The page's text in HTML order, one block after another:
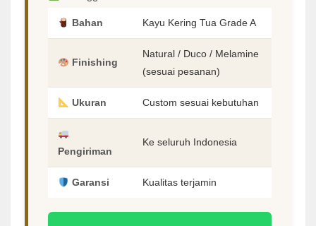
Bahan Kayu Kering Tua Grade A
Finishing
Natural / Duco / Melamine
(sesuai pesanan)
Ukuran Custom sesuai kebutuhan
Pengiriman
Ke seluruh Indonesia
Garansi Kualitas terjamin